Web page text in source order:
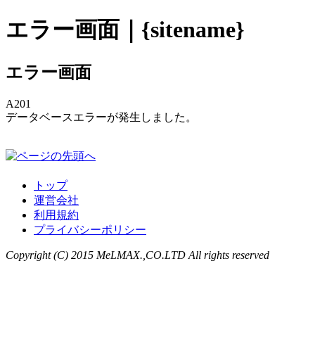
エラー画面｜{sitename}
エラー画面
A201
データベースエラーが発生しました。
トップ
運営会社
利用規約
プライバシーポリシー
Copyright (C) 2015 MeLMAX.,CO.LTD All rights reserved